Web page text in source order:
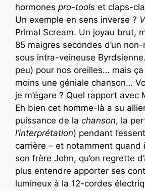
hormones pro-tools et claps-
Un exemple en sens inverse ?
Primal Scream. Un joyau brut,
85 maigres secondes d’un
sous intra-veineuse
peu) pour nos oreilles… mais ça
moins une géniale chanson…
je m’égare ? Quel rapport avec
Eh bien cet homme-là a su
puissance de la chanson, la
l’interprétation) pendant
carrière – et notamment quand
son frère John, qu’on regrette
plus entendre apporter ses
lumineux à la 12-cordes